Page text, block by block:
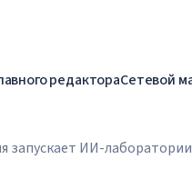
редактораСетевой
запускает ИИ-